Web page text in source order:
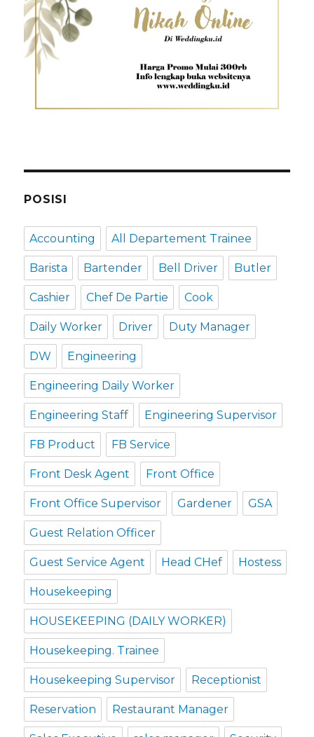
POSISI
Accounting All Departement Trainee
Barista Bartender Bell Driver Butler
Cashier Chef De Partie Cook
Daily Worker Driver Duty Manager
DW Engineering
Engineering Daily Worker
Engineering Staff Engineering Supervisor
FB Product FB Service
Front Desk Agent Front Office
Front Office Supervisor Gardener GSA
Guest Relation Officer
Guest Service Agent Head CHef Hostess
Housekeeping
HOUSEKEEPING (DAILY WORKER)
Housekeeping. Trainee
Housekeeping Supervisor Receptionist
Reservation Restaurant Manager